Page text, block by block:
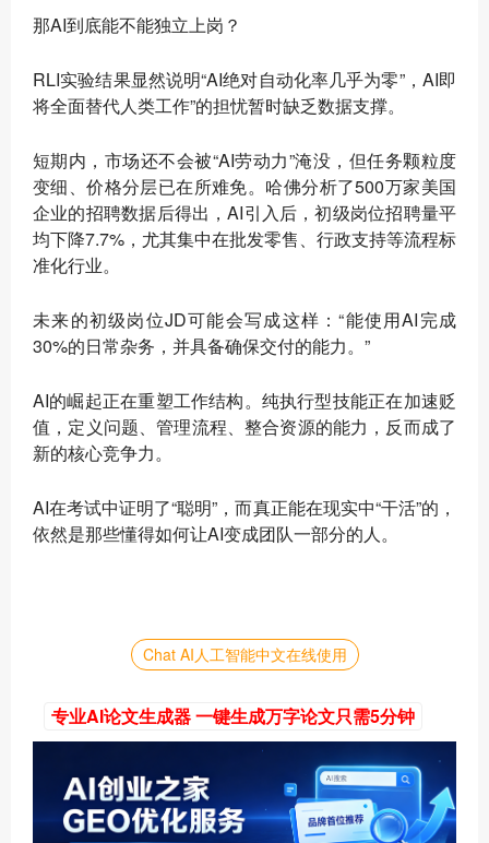
那AI到底能不能独立上岗？
RLI实验结果显然说明“AI绝对自动化率几乎为零”，AI即
将全面替代人类工作”的担忧暂时缺乏数据支撑。
短期内，市场还不会被“AI劳动力”淹没，但任务颗粒度
变细、价格分层已在所难免。哈佛分析了500万家美国
企业的招聘数据后得出，AI引入后，初级岗位招聘量平
均下降7.7%，尤其集中在批发零售、行政支持等流程标
准化行业。
未来的初级岗位JD可能会写成这样：“能使用AI完成
30%的日常杂务，并具备确保交付的能力。”
AI的崛起正在重塑工作结构。纯执行型技能正在加速贬
值，定义问题、管理流程、整合资源的能力，反而成了
新的核心竞争力。
AI在考试中证明了“聪明”，而真正能在现实中“干活”的，
依然是那些懂得如何让AI变成团队一部分的人。
Chat AI人工智能中文在线使用
专业AI论文生成器 一键生成万字论文只需5分钟